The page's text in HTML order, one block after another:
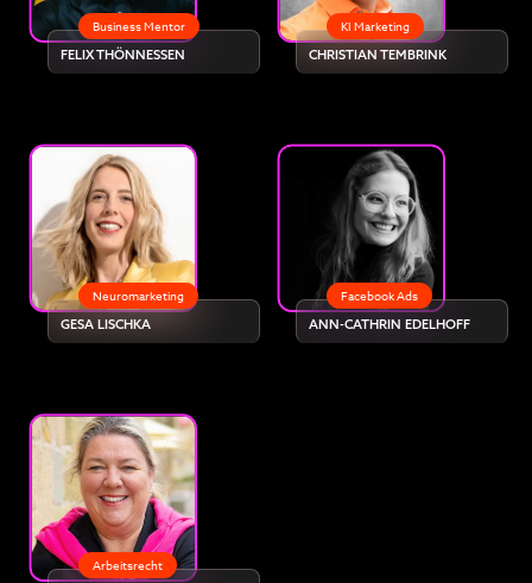
Business Mentor
FELIX THÖNNESSEN
KI Marketing
CHRISTIAN TEMBRINK
Neuromarketing
GESA LISCHKA
Facebook Ads
ANN-CATHRIN EDELHOFF
Arbeitsrecht